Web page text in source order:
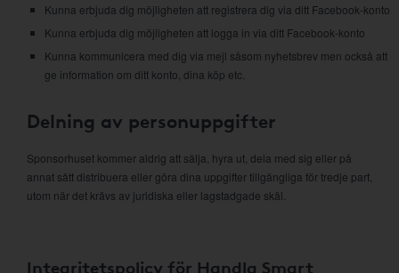
Kunna erbjuda dig möjligheten att registrera dig via ditt Facebook-konto
Kunna erbjuda dig möjligheten att logga in via ditt Facebook-konto
Kunna kommunicera med dig via mejl såsom nyhetsbrev men också att
ge information om ditt konto, dina köp etc.
Delning av personuppgifter
Sponsorhuset kommer aldrig att sälja, hyra ut, dela med sig eller på
annat sätt distribuera eller göra dina uppgifter tillgängliga för tredje part,
utom när det krävs av juridiska eller lagstadgade skäl.
Integritetspolicy för Handla Smart